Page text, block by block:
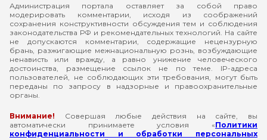
Администрация портала оставляет за собой право
модерировать комментарии, исходя из соображений
сохранения конструктивности обсуждения тем и соблюдения
законодательства РФ и рекомендательных технологий. На сайте
не допускаются комментарии, содержащие нецензурную
брань, разжигающие межнациональную рознь, возбуждающие
ненависть или вражду, а равно унижение человеческого
достоинства, размещение ссылок не по теме. IP-адреса
пользователей, не соблюдающих эти требования, могут быть
переданы по запросу в надзорные и правоохранительные
органы.
Внимание! Совершая любые действия на сайте, вы
автоматически принимаете условия «Политики
конфиденциальности и обработки персональных